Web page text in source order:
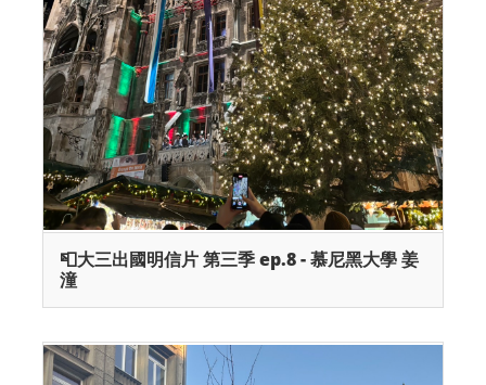
📮大三出國明信片 第三季 ep.8 - 慕尼黑大學 姜
潼